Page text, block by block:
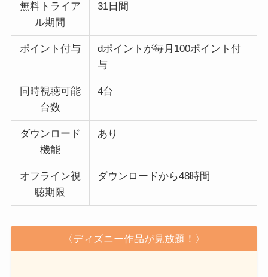
無料トライア
ル期間
31日間
ポイント付与
dポイントが毎月100ポイント付
与
同時視聴可能
台数
4台
ダウンロード
機能
あり
オフライン視
聴期限
ダウンロードから48時間
〈ディズニー作品が見放題！〉